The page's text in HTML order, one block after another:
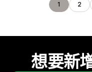
1 2
想要新